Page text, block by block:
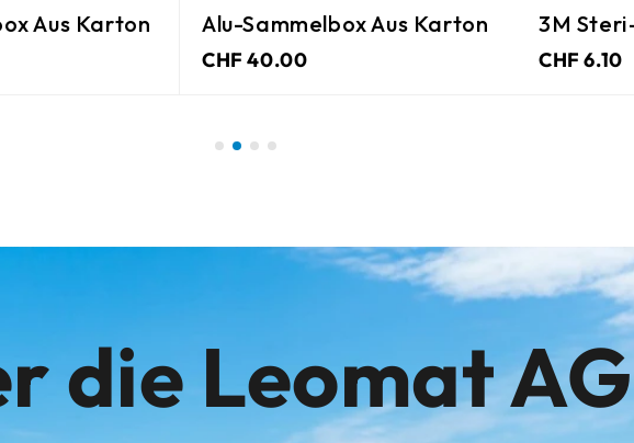
Aus Karton Alu-Sammelbox Aus Karton
CHF 40.00 CHF 6.10
die Leomat AG